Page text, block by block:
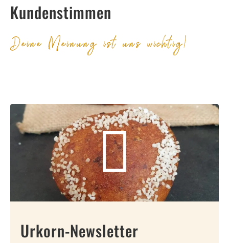
Kundenstimmen
Deine Meinung ist uns wichtig!
Urkorn-Newsletter